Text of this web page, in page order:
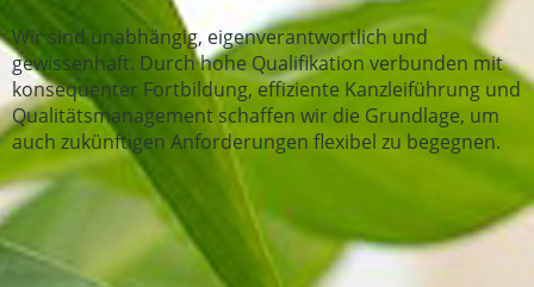
Wir sind unabhängig, eigenverantwortlich und
gewissenhaft. Durch hohe Qualifikation verbunden mit
konsequenter Fortbil­dung, effiziente Kanzleiführung und
Qualitätsmanagement schaffen wir die Grundlage, um
auch zukünftigen Anforderungen flexibel zu begegnen.